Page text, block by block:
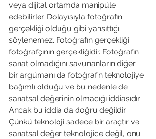
veya dijital ortamda manipüle
edebilirler. Dolayısıyla fotoğrafın
gerçekliği olduğu gibi yansıttığı
söylenemez. Fotoğrafın gerçekliği
fotoğrafçının gerçekliğidir. Fotoğrafın
sanat olmadığını savunanların diğer
bir argümanı da fotoğrafın teknolojiye
bağımlı olduğu ve bu nedenle de
sanatsal değerinin olmadığı iddiasıdır.
Ancak bu iddia da doğru değildir.
Çünkü teknoloji sadece bir araçtır ve
sanatsal değer teknolojide değil, onu